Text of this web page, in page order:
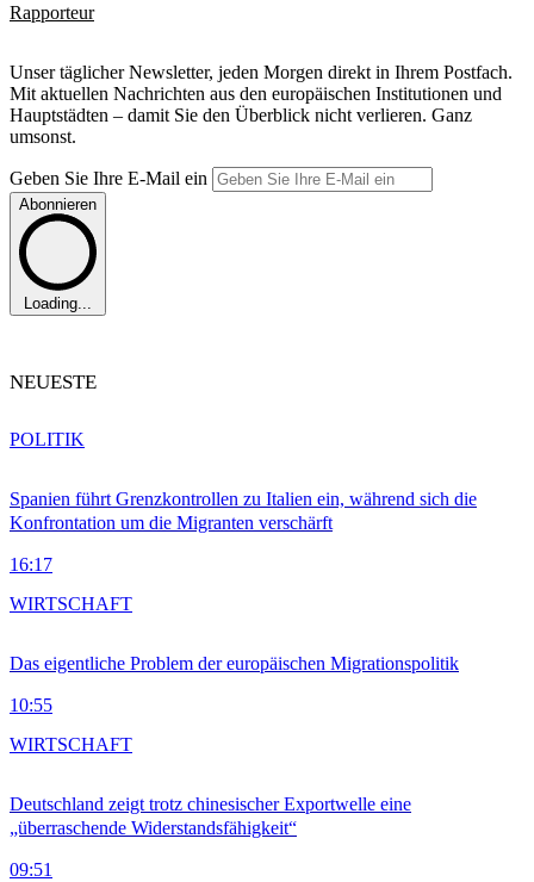
Rapporteur
Unser täglicher Newsletter, jeden Morgen direkt in Ihrem Postfach.
Mit aktuellen Nachrichten aus den europäischen Institutionen und
Hauptstädten – damit Sie den Überblick nicht verlieren. Ganz
umsonst.
Geben Sie Ihre E-Mail ein
Abonnieren
Loading...
NEUESTE
Spanien führt Grenzkontrollen zu Italien ein, während sich die
Konfrontation um die Migranten verschärft
16:17
POLITIK
Das eigentliche Problem der europäischen Migrationspolitik
10:55
WIRTSCHAFT
Deutschland zeigt trotz chinesischer Exportwelle eine
„überraschende Widerstandsfähigkeit“
09:51
WIRTSCHAFT